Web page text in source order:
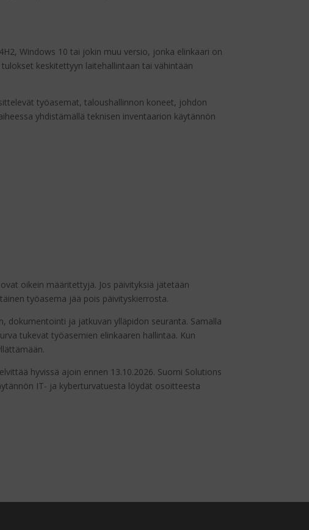
Windows 10 tai jokin muu versio, jonka elinkaari on
keskitettyyn laitehallintaan tai vähintään
työasemat, taloushallinnon koneet, johdon
yhdistämällä teknisen inventaarion käytännön
oikein määritettyjä. Jos päivityksiä jätetään
työasema jää pois päivityskierrosta.
dokumentointi ja jatkuvan ylläpidon seuranta. Samalla
tukevat työasemien elinkaaren hallintaa. Kun
hyvissä ajoin ennen 13.10.2026. Suomi Solutions
IT- ja kyberturvatuesta löydät osoitteesta